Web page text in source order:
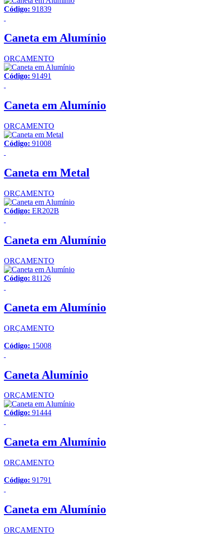
Código: 91839
Caneta em Alumínio
ORÇAMENTO
Código: 91491
Caneta em Alumínio
ORÇAMENTO
Código: 91008
Caneta em Metal
ORÇAMENTO
Código: ER202B
Caneta em Alumínio
ORÇAMENTO
Código: 81126
Caneta em Alumínio
ORÇAMENTO
Código: 15008
Caneta Alumínio
ORÇAMENTO
Código: 91444
Caneta em Alumínio
ORÇAMENTO
Código: 91791
Caneta em Alumínio
ORÇAMENTO